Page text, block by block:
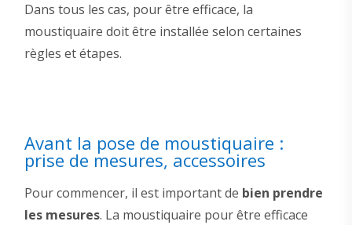
Dans tous les cas, pour être efficace, la
moustiquaire doit être installée selon certaines
règles et étapes.
Avant la pose de moustiquaire :
prise de mesures, accessoires
Pour commencer, il est important de bien prendre
les mesures. La moustiquaire pour être efficace